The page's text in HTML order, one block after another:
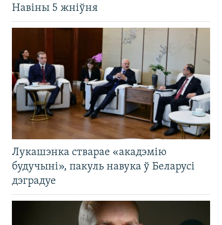
Навіны 5 жніўня
Лукашэнка стварае «акадэмію
будучыні», пакуль навука ў Беларусі
дэградуе